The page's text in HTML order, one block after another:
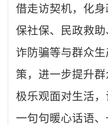
借走访契机，化
保社保、民政救
诈防骗等与群众
策，进一步提升
极乐观面对生活，
一句句暖心话语